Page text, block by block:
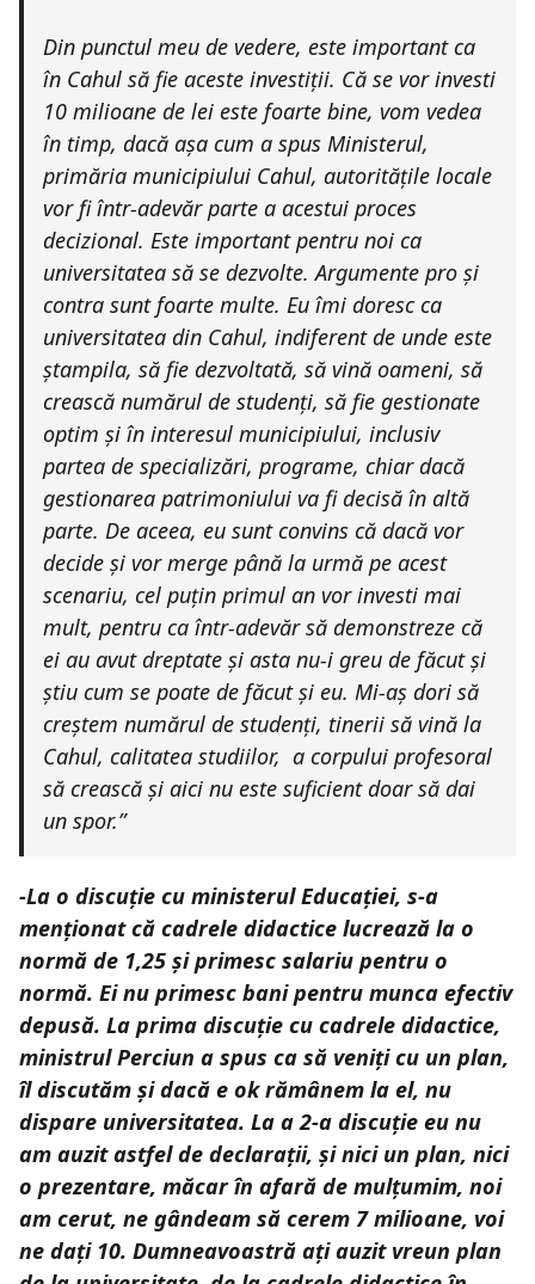
Din punctul meu de vedere, este important ca
în Cahul să fie aceste investiții. Că se vor investi
10 milioane de lei este foarte bine, vom vedea
în timp, dacă așa cum a spus Ministerul,
primăria municipiului Cahul, autoritățile locale
vor fi într-adevăr parte a acestui proces
decizional. Este important pentru noi ca
universitatea să se dezvolte. Argumente pro și
contra sunt foarte multe. Eu îmi doresc ca
universitatea din Cahul, indiferent de unde este
ștampila, să fie dezvoltată, să vină oameni, să
crească numărul de studenți, să fie gestionate
optim și în interesul municipiului, inclusiv
partea de specializări, programe, chiar dacă
gestionarea patrimoniului va fi decisă în altă
parte. De aceea, eu sunt convins că dacă vor
decide și vor merge până la urmă pe acest
scenariu, cel puțin primul an vor investi mai
mult, pentru ca într-adevăr să demonstreze că
ei au avut dreptate și asta nu-i greu de făcut și
știu cum se poate de făcut și eu. Mi-aș dori să
creștem numărul de studenți, tinerii să vină la
Cahul, calitatea studiilor, a corpului profesoral
să crească și aici nu este suficient doar să dai
un spor.”
-La o discuție cu ministerul Educației, s-a
menționat că cadrele didactice lucrează la o
normă de 1,25 și primesc salariu pentru o
normă. Ei nu primesc bani pentru munca efectiv
depusă. La prima discuție cu cadrele didactice,
ministrul Perciun a spus ca să veniți cu un plan,
îl discutăm și dacă e ok rămânem la el, nu
dispare universitatea. La a 2-a discuție eu nu
am auzit astfel de declarații, și nici un plan, nici
o prezentare, măcar în afară de mulțumim, noi
am cerut, ne gândeam să cerem 7 milioane, voi
ne dați 10. Dumneavoastră ați auzit vreun plan